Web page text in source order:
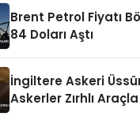
Brent Petrol Fiyatı
84 Doları Aştı
İngiltere Askeri
Askerler Zırhlı